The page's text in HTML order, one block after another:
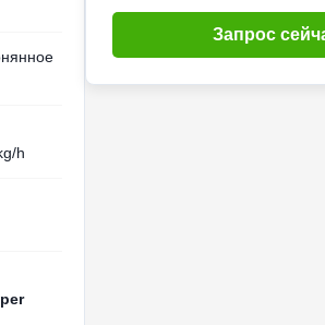
h
Запрос